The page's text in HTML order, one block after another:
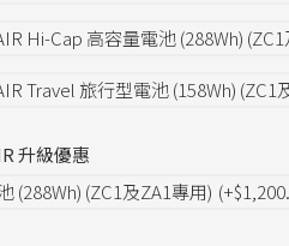
Hi-Cap 高容量電池 (288Wh)
Travel 旅行型電池 (158Wh) (ZC1
升級優惠
(288Wh) (ZC1及ZA1專用)